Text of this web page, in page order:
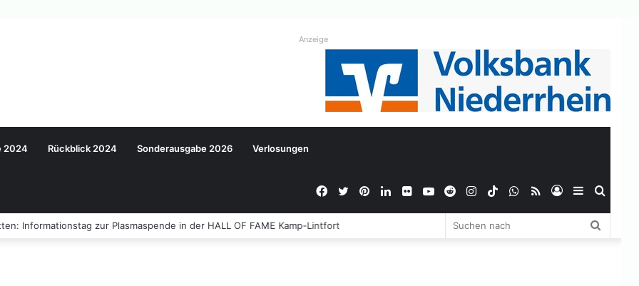
Anzeige
2024 Rückblick 2024 Sonderausgabe 2026 Verlosungen
Sidebar
Anmelden
RSS
WhatsApp
TikTok
Instagram
Reddit
YouTube
Flickr
LinkedIn
Pinterest
Twitter
Facebook
Informationstag zur Plasmaspende in der HALL OF FAME Kamp-Lintfort